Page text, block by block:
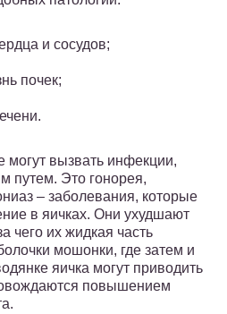
и сосудов;
почек;
могут вызвать инфекции,
путем. Это гонорея,
– заболевания, которые
в яичках. Они ухудшают
чего их жидкая часть
мошонки, где затем и
яичка могут приводить
повышением